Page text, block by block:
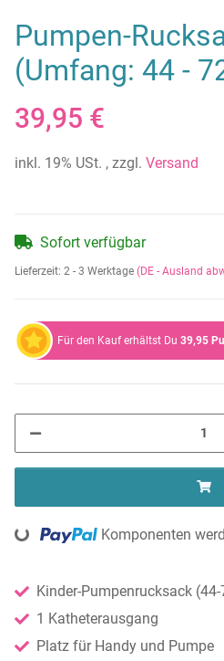
Pumpen-
(Umfang: 44 -
Kinder-Pumpenrucksack
1 Katheterausgang
Platz für Handy und Pumpe
39,95 €
inkl. 19% USt. , zzgl. Versand
Sofort verfügbar
Lieferzeit: 2 - 3 Werktage (DE - Ausland
Für den Kauf erhältst Du 39,95
Komponenten